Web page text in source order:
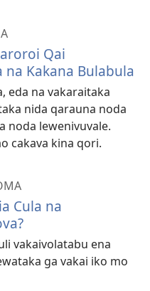
Qai
na Kakana Bulabula
eda na vakaraitaka
nida qarauna noda
noda lewenivuvale.
cakava kina qori.
Cula na
vakaivolatabu ena
ga vakai iko mo